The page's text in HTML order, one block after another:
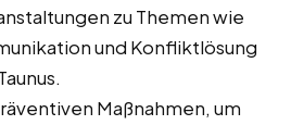
zu Themen wie
und Konfliktlösung
Maßnahmen, um